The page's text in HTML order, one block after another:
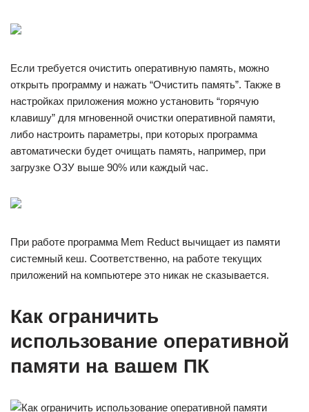
Если требуется очистить оперативную память, можно
открыть программу и нажать “Очистить память”. Также в
настройках приложения можно установить “горячую
клавишу” для мгновенной очистки оперативной памяти,
либо настроить параметры, при которых программа
автоматически будет очищать память, например, при
загрузке ОЗУ выше 90% или каждый час.
При работе программа Mem Reduct вычищает из памяти
системный кеш. Соответственно, на работе текущих
приложений на компьютере это никак не сказывается.
Как ограничить
использование оперативной
памяти на вашем ПК